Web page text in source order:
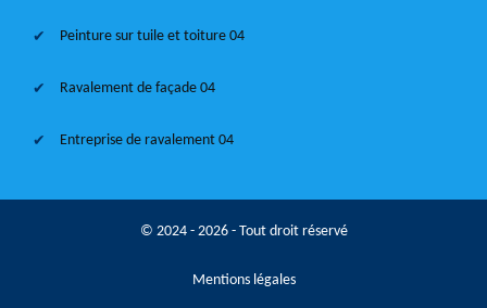
Peinture sur tuile et toiture 04
Ravalement de façade 04
Entreprise de ravalement 04
© 2024 - 2026 - Tout droit réservé
Mentions légales